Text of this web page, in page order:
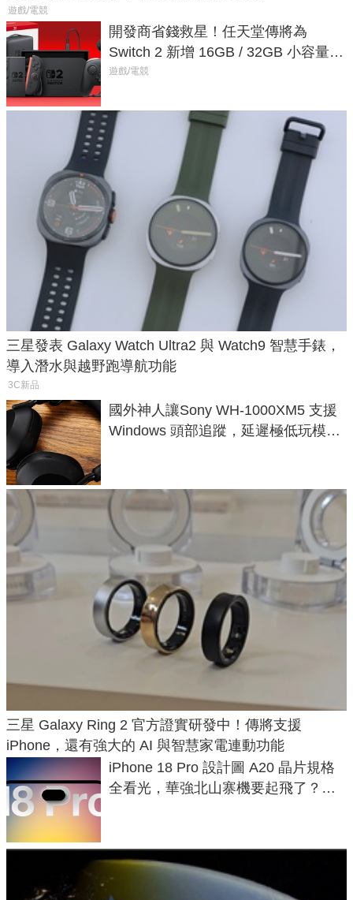
遊戲/電競
開發商省錢救星！任天堂傳將為
Switch 2 新增 16GB / 32GB 小容量遊
戲卡的選擇
遊戲/電競
三星發表 Galaxy Watch Ultra2 與 Watch9 智慧手錶，
導入潛水與越野跑導航功能
3C新品
國外神人讓Sony WH-1000XM5 支援
Windows 頭部追蹤，延遲極低玩模擬
三星 Galaxy Ring 2 官方證實研發中！傳將支援
iPhone，還有強大的 AI 與智慧家電連動功能
iPhone 18 Pro 設計圖 A20 晶片規格
全看光，華強北山寨機要起飛了？專